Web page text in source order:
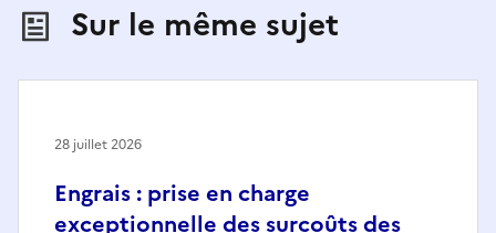
Sur le même sujet
Engrais : prise en charge
exceptionnelle des surcoûts des
28 juillet 2026